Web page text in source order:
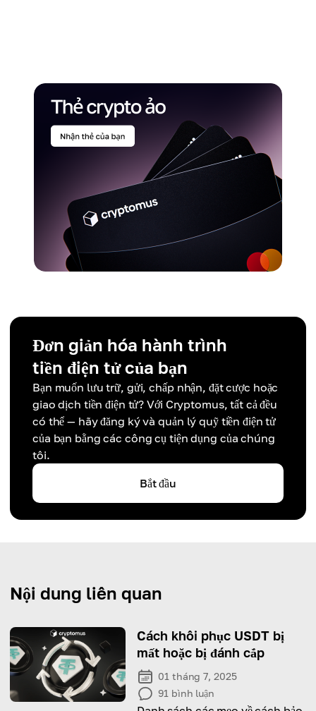
Đơn giản hóa hành trình
tiền điện tử của bạn
Bạn muốn lưu trữ, gửi, chấp nhận, đặt cược hoặc
giao dịch tiền điện tử? Với Cryptomus, tất cả đều
có thể — hãy đăng ký và quản lý quỹ tiền điện tử
của bạn bằng các công cụ tiện dụng của chúng
tôi.
Bắt đầu
Nội dung liên quan
Cách khôi phục USDT bị
mất hoặc bị đánh cắp
01 tháng 7, 2025
91 bình luận